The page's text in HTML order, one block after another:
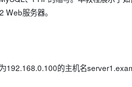
Web服务器。
192.168.0.100的主机名